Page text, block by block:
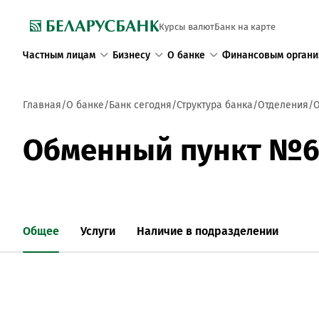
Курсы валютБанк на карте
Частным лицам Бизнесу О банке Финансовым
Главная О банке Банк сегодня Структура банка Отделения
Обменный пункт
Общее Услуги Наличие в подразделении